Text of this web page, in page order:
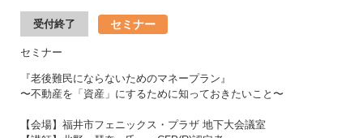
受付終了 セミナー
セミナー
『老後難民にならないためのマネープラン』
〜不動産を「資産」にするために知っておきたいこと〜
【会場】福井市フェニックス・プラザ 地下大会議室